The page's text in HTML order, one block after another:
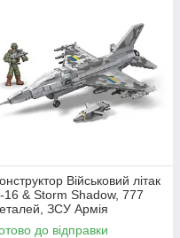
Військовий літак
16 & Storm Shadow, 777
ЗСУ Армія
до відправки